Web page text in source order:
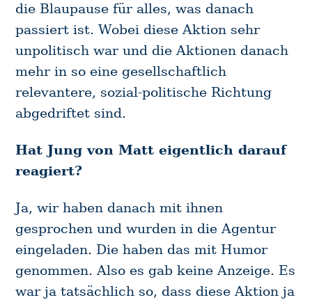
die Blaupause für alles, was danach
passiert ist. Wobei diese Aktion sehr
unpolitisch war und die Aktionen danach
mehr in so eine gesellschaftlich
relevantere, sozial-politische Richtung
abgedriftet sind.
Hat Jung von Matt eigentlich darauf
reagiert?
Ja, wir haben danach mit ihnen
gesprochen und wurden in die Agentur
eingeladen. Die haben das mit Humor
genommen. Also es gab keine Anzeige. Es
war ja tatsächlich so, dass diese Aktion ja
S
e
a